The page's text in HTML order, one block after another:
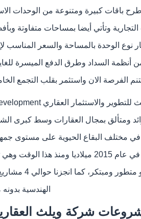
باقات كبيرة ومتنوعة من الوحدات
التجارية وتأتي أيضا بمساحات متفاوتة
نوع الوحدة بالمساحة والسعر المناسب
من أنظمة السداد وطرق الدفع الميسرة
الفرصة الان واستثمر بقلب التجمع الخامس بمول ان 90 بيزنس
ومتألق بمجال العقارات وسط كبرى
مختلف البقاع الحيوية على مستوى
العقاري في عام 2015 ميلاديا
كل ما هو
الهندسية
شركة ويلث